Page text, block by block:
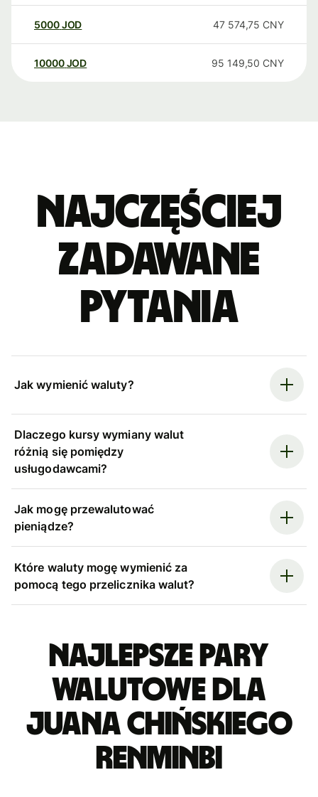
5000JOD 47 574,75 CNY
10000 JOD 95 149,50 CNY
Najczęściej
zadawane
pytania
Jak wymienić waluty?
Dlaczego kursy wymiany walut
różnią się pomiędzy
usługodawcami?
Jak mogę przewalutować
pieniądze?
Które waluty mogę wymienić za
pomocą tego przelicznika walut?
Najlepsze pary
walutowe dla
juana chińskiego
renminbi